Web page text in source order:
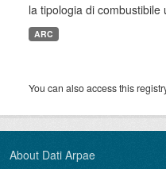
la tipologia di
ARC
You can also access this
About Dati Arpae